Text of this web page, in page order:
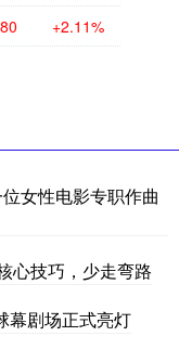
+2.08%
女性电影专职作曲
心技巧，少走弯路
幕剧场正式亮灯